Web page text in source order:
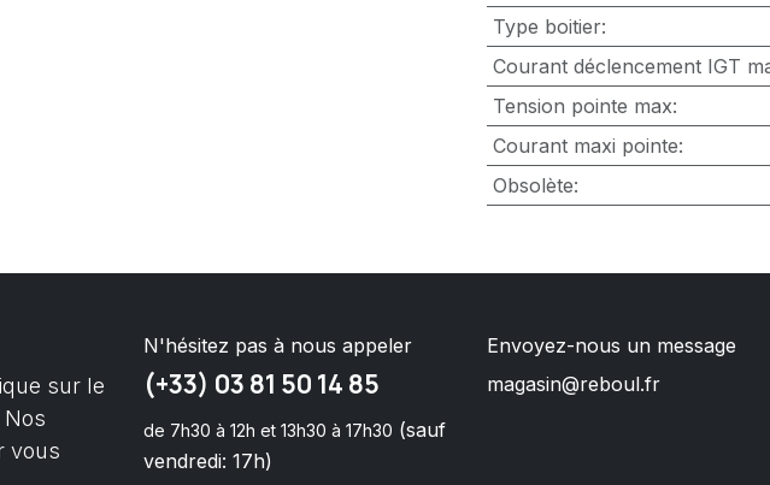
Type boitier:
Courant déclencement IGT
Tension pointe max:
Courant maxi pointe:
Obsolète:
sur le
vous
N'hésitez pas à nous appeler
(+33) 03 81 50 14 85
de 7h30 à 12h et 13h30 à 17h30 (sauf
vendredi: 17h)
Envoyez-nous un message
magasin@reboul.fr